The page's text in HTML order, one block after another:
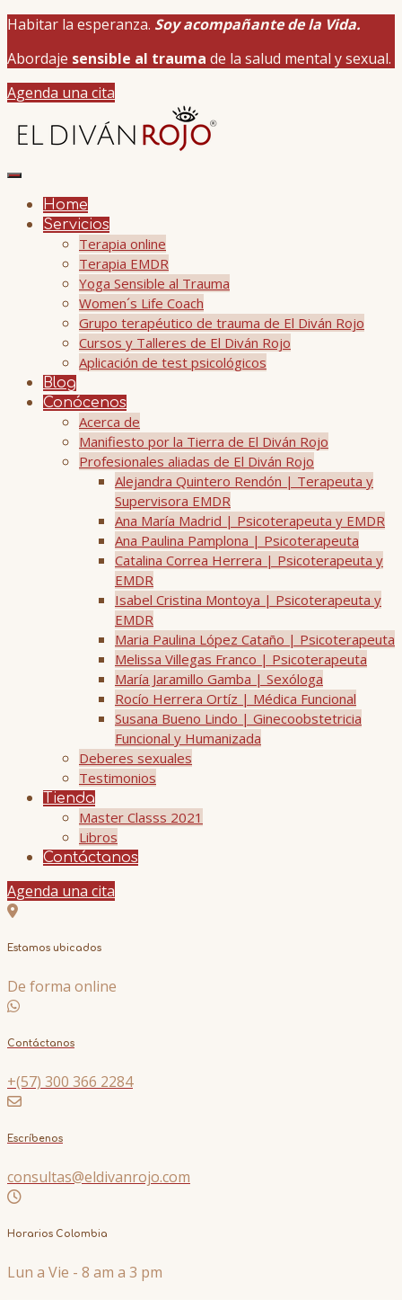
Habitar la esperanza. Soy acompañante de la Vida.
Abordaje sensible al trauma de la salud mental y sexual.
Agenda una cita
Home
Servicios
Terapia online
Terapia EMDR
Yoga Sensible al Trauma
Women´s Life Coach
Grupo terapéutico de trauma de El Diván Rojo
Cursos y Talleres de El Diván Rojo
Aplicación de test psicológicos
Blog
Conócenos
Acerca de
Manifiesto por la Tierra de El Diván Rojo
Profesionales aliadas de El Diván Rojo
Alejandra Quintero Rendón | Terapeuta y
Supervisora EMDR
Ana María Madrid | Psicoterapeuta y EMDR
Ana Paulina Pamplona | Psicoterapeuta
Catalina Correa Herrera | Psicoterapeuta y
EMDR
Isabel Cristina Montoya | Psicoterapeuta y
EMDR
Maria Paulina López Cataño | Psicoterapeuta
Melissa Villegas Franco | Psicoterapeuta
María Jaramillo Gamba | Sexóloga
Rocío Herrera Ortíz | Médica Funcional
Susana Bueno Lindo | Ginecoobstetricia
Funcional y Humanizada
Deberes sexuales
Testimonios
Tienda
Master Classs 2021
Libros
Contáctanos
Agenda una cita
Estamos ubicados
De forma online
Contáctanos
+(57) 300 366 2284
Escríbenos
consultas@eldivanrojo.com
Horarios Colombia
Lun a Vie - 8 am a 3 pm